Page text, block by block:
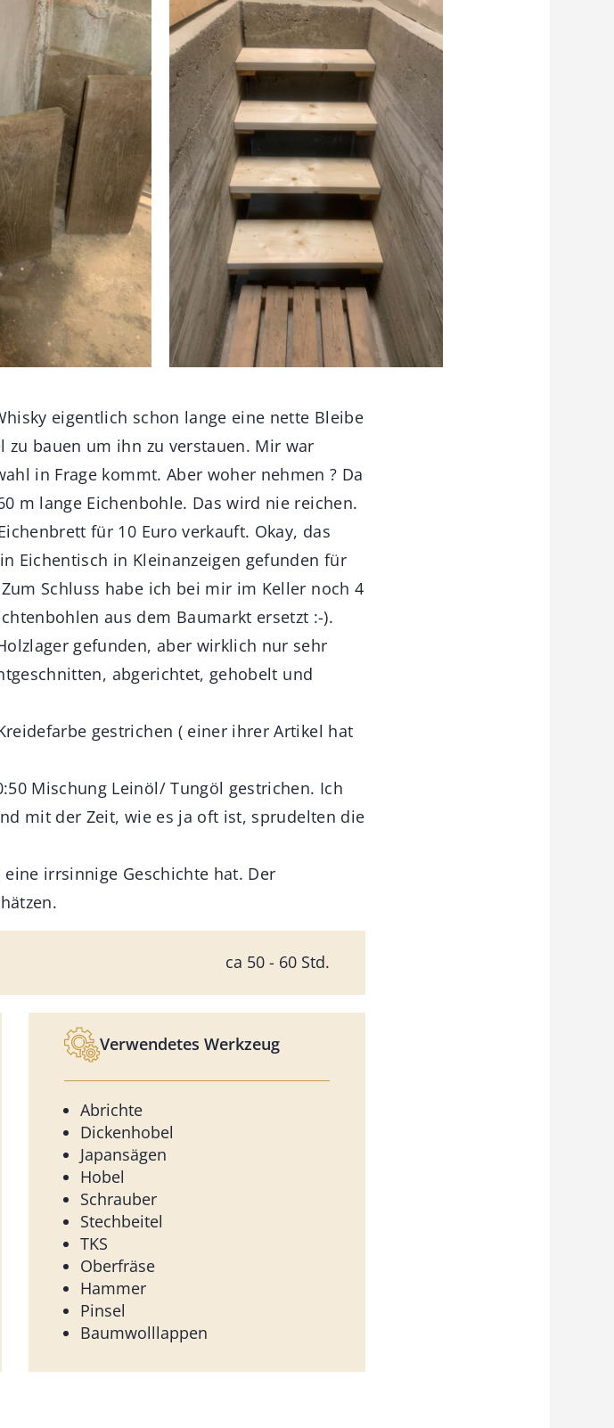
eigentlich schon lange eine nette Bleibe
bauen um ihn zu verstauen. Mir war
in Frage kommt. Aber woher nehmen ? Da
m lange Eichenbohle. Das wird nie reichen.
für 10 Euro verkauft. Okay, das
Eichentisch in Kleinanzeigen gefunden für
Schluss habe ich bei mir im Keller noch 4
aus dem Baumarkt ersetzt :-).
gefunden, aber wirklich nur sehr
abgerichtet, gehobelt und
gestrichen ( einer ihrer Artikel hat
Mischung Leinöl/ Tungöl gestrichen. Ich
mit der Zeit, wie es ja oft ist, sprudelten die
irrsinnige Geschichte hat. Der
ca 50 - 60 Std.
Verwendetes Werkzeug
Abrichte
Dickenhobel
Japansägen
Hobel
Schrauber
Stechbeitel
TKS
Oberfräse
Hammer
Pinsel
Baumwolllappen